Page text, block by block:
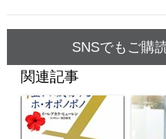
SNSでもご購
関連記事